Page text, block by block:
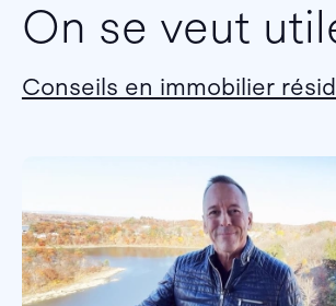
On se veut
Conseils en immobilier